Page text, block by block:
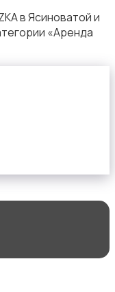
в Ясиноватой и
«Аренда